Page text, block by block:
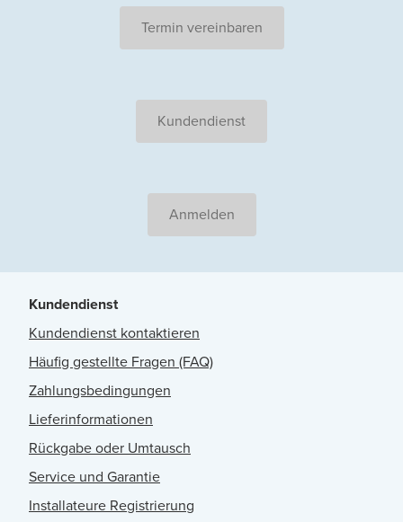
Termin vereinbaren
Kundendienst
Anmelden
Kundendienst
Kundendienst kontaktieren
Häufig gestellte Fragen (FAQ)
Zahlungsbedingungen
Lieferinformationen
Rückgabe oder Umtausch
Service und Garantie
Installateure Registrierung